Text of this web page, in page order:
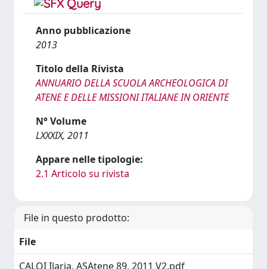
Anno pubblicazione
2013
Titolo della Rivista
ANNUARIO DELLA SCUOLA ARCHEOLOGICA DI
ATENE E DELLE MISSIONI ITALIANE IN ORIENTE
N° Volume
LXXXIX, 2011
Appare nelle tipologie:
2.1 Articolo su rivista
File in questo prodotto:
File
CALOI Ilaria, ASAtene 89, 2011 V2.pdf